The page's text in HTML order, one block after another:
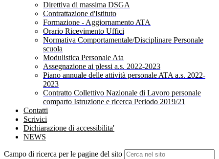
Direttiva di massima DSGA
Contrattazione d'Istituto
Formazione - Aggiornamento ATA
Orario Ricevimento Uffici
Normativa Comportamentale/Disciplinare Personale
scuola
Modulistica Personale Ata
Assegnazione ai plessi a.s. 2022-2023
Piano annuale delle attività personale ATA a.s. 2022-
2023
Contratto Collettivo Nazionale di Lavoro personale
comparto Istruzione e ricerca Periodo 2019/21
Contatti
Scrivici
Dichiarazione di accessibilita'
NEWS
Campo di ricerca per le pagine del sito